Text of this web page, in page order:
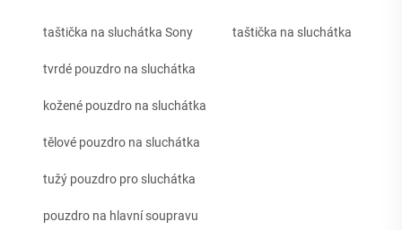
taštička na sluchátka Sony taštička na sluchátka
tvrdé pouzdro na sluchátka
kožené pouzdro na sluchátka
tělové pouzdro na sluchátka
tužý pouzdro pro sluchátka
pouzdro na hlavní soupravu